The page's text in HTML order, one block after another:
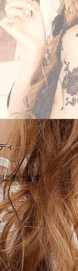
ィ
働けます